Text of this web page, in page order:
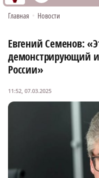
Главная • Новости
Евгений Семенов:
демонстрирующий
России»
11:52, 07.03.2025